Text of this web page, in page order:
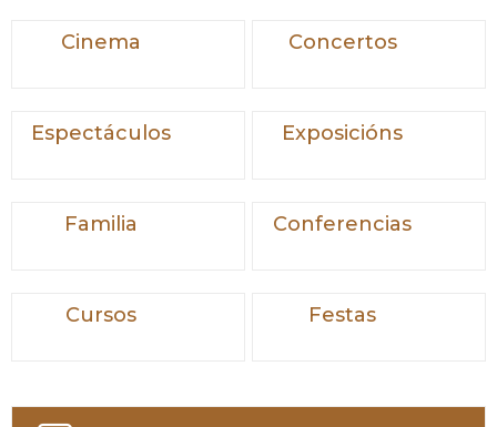
Cinema Concertos
Espectáculos Exposicións
Familia Conferencias
Cursos Festas